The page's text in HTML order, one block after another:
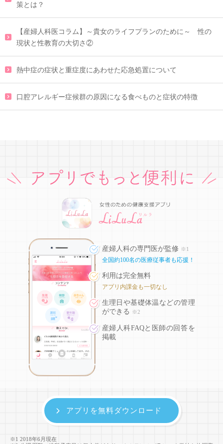
策とは？
【産婦人科医コラム】～貴女のライフプランのために～ 性の
現状と性教育の大切さ②
熱中症の症状と重症度にあわせた応急処置について
口腔アレルギー症候群の原因になる食べものと症状の特徴
産婦人科の専門医が監修 ※1
全国約100名の医療従事者も応援！
利用は完全無料
アプリ内課金も一切なし
生理日や基礎体温などの管理
ができる
※2
産婦人科FAQと医師の回答を
掲載
※1 2018年6月現在
アプリを無料ダウンロード